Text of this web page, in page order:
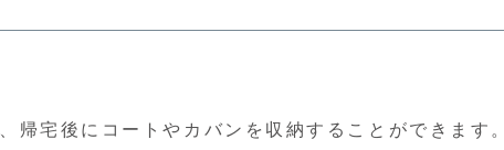
帰宅後にコートやカバンを収納することができます。